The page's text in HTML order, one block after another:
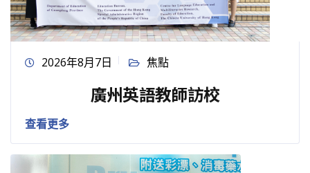
2026年8月7日 焦點
廣州英語教師訪校
查看更多